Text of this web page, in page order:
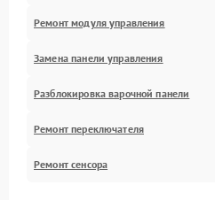
Ремонт модуля управления
Замена панели управления
Разблокировка варочной панели
Ремонт переключателя
Ремонт сенсора